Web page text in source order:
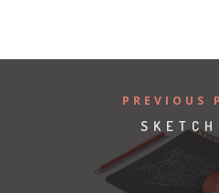
PREVIOUS